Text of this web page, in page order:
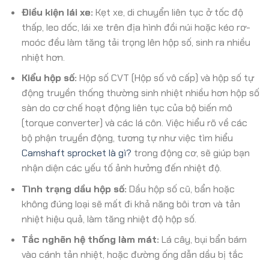
Điều kiện lái xe: Kẹt xe, di chuyển liên tục ở tốc độ
thấp, leo dốc, lái xe trên địa hình đồi núi hoặc kéo rơ-
moóc đều làm tăng tải trọng lên hộp số, sinh ra nhiều
nhiệt hơn.
Kiểu hộp số: Hộp số CVT (Hộp số vô cấp) và hộp số tự
động truyền thống thường sinh nhiệt nhiều hơn hộp số
sàn do cơ chế hoạt động liên tục của bộ biến mô
(torque converter) và các lá côn. Việc hiểu rõ về các
bộ phận truyền động, tương tự như việc tìm hiểu
Camshaft sprocket là gì? trong động cơ, sẽ giúp bạn
nhận diện các yếu tố ảnh hưởng đến nhiệt độ.
Tình trạng dầu hộp số: Dầu hộp số cũ, bẩn hoặc
không đúng loại sẽ mất đi khả năng bôi trơn và tản
nhiệt hiệu quả, làm tăng nhiệt độ hộp số.
Tắc nghẽn hệ thống làm mát: Lá cây, bụi bẩn bám
vào cánh tản nhiệt, hoặc đường ống dẫn dầu bị tắc